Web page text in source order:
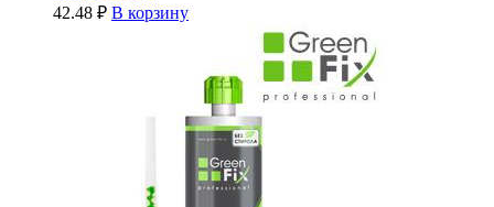
42.48 ₽ В корзину